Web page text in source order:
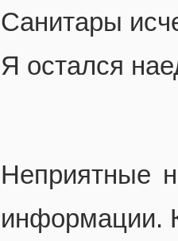
Санитары
Я остался
Неприятные
информации.